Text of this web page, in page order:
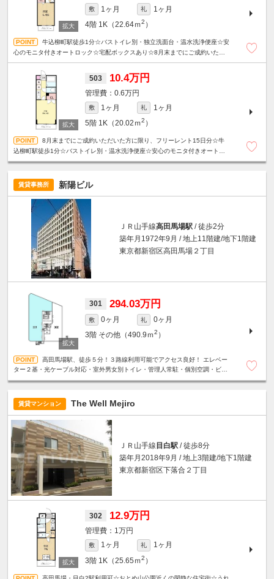
敷 1ヶ月 礼
1ヶ月
4階 1K（22.64ｍ2 ）
牛込柳町駅徒歩1分☆バストイレ別・独立洗面台・温水洗浄便座☆安
心のモニタ付きオートロック☆宅配ボックスあり☆8月末までにご成約いただ
503 10.4万円
0.6万円
敷 1ヶ月 礼
1ヶ月
5階 1K（20.02ｍ2 ）
8月末までにご成約いただいた方に限り、フリーレント15日分☆牛
込柳町駅徒歩1分☆バストイレ別・温水洗浄便座☆安心のモニタ付きオートロ
賃貸事務所 新陽ビル
ＪＲ山手線高田馬場駅 / 徒歩2分
築年月1972年9月 / 地上11階建/地下1階建
東京都新宿区高田馬場２丁目
301 294.03万円
敷 0ヶ月 礼
0ヶ月
3階 その他（490.9ｍ2 ）
高田馬場駅、徒歩５分！３路線利用可能でアクセス良好！ エレベー
ター２基・光ケーブル対応・室外男女別トイレ・管理人常駐・個別空調・ビル
賃貸マンション The Well Mejiro
ＪＲ山手線目白駅 / 徒歩8分
築年月2018年9月 / 地上3階建/地下1階建
東京都新宿区下落合２丁目
302 12.9万円
1万円
敷 1ヶ月 礼
1ヶ月
3階 1K（25.65ｍ2 ）